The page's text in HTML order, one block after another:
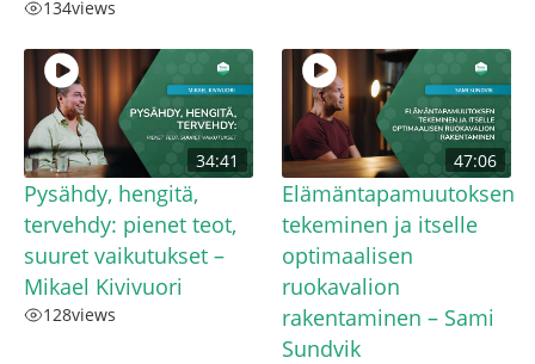
134views
34:41
Pysähdy, hengitä,
tervehdy: pienet teot,
suuret vaikutukset –
Mikael Kivivuori
128views
47:06
Elämäntapamuutoksen
tekeminen ja itselle
optimaalisen
ruokavalion
rakentaminen – Sami
Sundvik